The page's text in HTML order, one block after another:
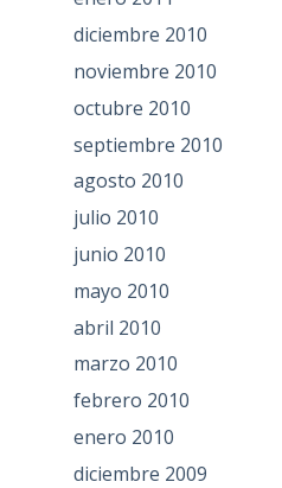
diciembre 2010
noviembre 2010
octubre 2010
septiembre 2010
agosto 2010
julio 2010
junio 2010
mayo 2010
abril 2010
marzo 2010
febrero 2010
enero 2010
diciembre 2009